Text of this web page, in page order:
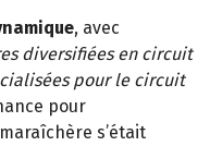
, avec
diversifiées en circuit
pour le circuit
pour
s’était